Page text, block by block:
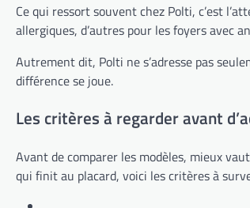
Ce qui ressort souvent chez Polti, c’est
allergiques, d’autres pour les foyers avec
Autrement dit, Polti ne s’adresse pas
différence se joue.
Les critères à regarder avant
Avant de comparer les modèles, mieux
qui finit au placard, voici les critères à